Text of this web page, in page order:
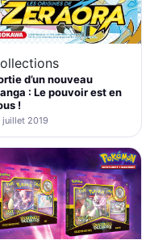
d’un nouveau
: Le pouvoir est en
!
juillet 2019